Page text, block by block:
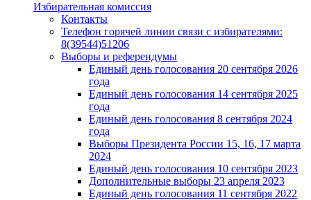
Избирательная комиссия
Контакты
Телефон горячей линии связи с избирателями:
8(39544)51206
Выборы и референдумы
Единый день голосования 20 сентября 2026
года
Единый день голосования 14 сентября 2025
года
Единый день голосования 8 сентября 2024
года
Выборы Президента России 15, 16, 17 марта
2024
Единый день голосования 10 сентября 2023
Дополнительные выборы 23 апреля 2023
Единый день голосования 11 сентября 2022